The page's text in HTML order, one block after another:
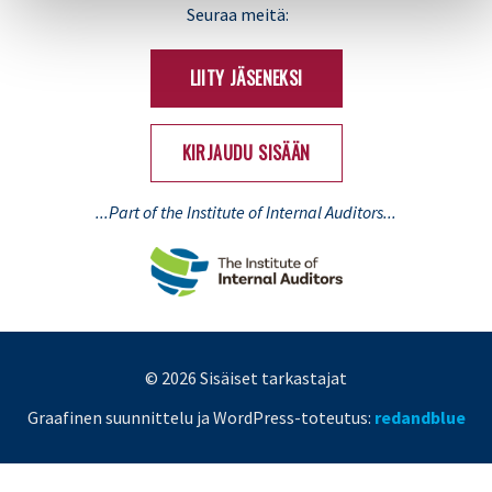
Seuraa meitä:
LIITY JÄSENEKSI
KIRJAUDU SISÄÄN
...Part of the Institute of Internal Auditors...
© 2026 Sisäiset tarkastajat
Graafinen suunnittelu ja WordPress-toteutus: redandblue